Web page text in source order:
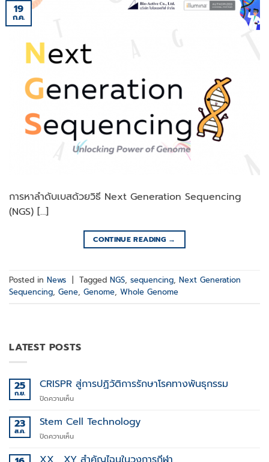
19
ก.ค.
การหาลำดับเบสด้วยวิธี Next Generation Sequencing
(NGS) […]
CONTINUE READING →
Posted in News | Tagged NGS, sequencing, Next Generation
Sequencing, Gene, Genome, Whole Genome
LATEST POSTS
25
ก.ย.
CRISPR สู่การปฏิวัติการรักษาโรคทางพันธุกรรม
ปิดความเห็นบน
สู่
ปฏิวัติ
รักษา
23
ส.ค.
Stem Cell Technology
ปิดความเห็นบน
Cell